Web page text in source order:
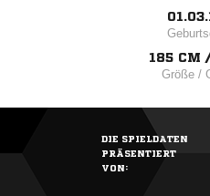
185 CM
Größe /
DIE SPIELDATEN
PRÄSENTIERT
VON: